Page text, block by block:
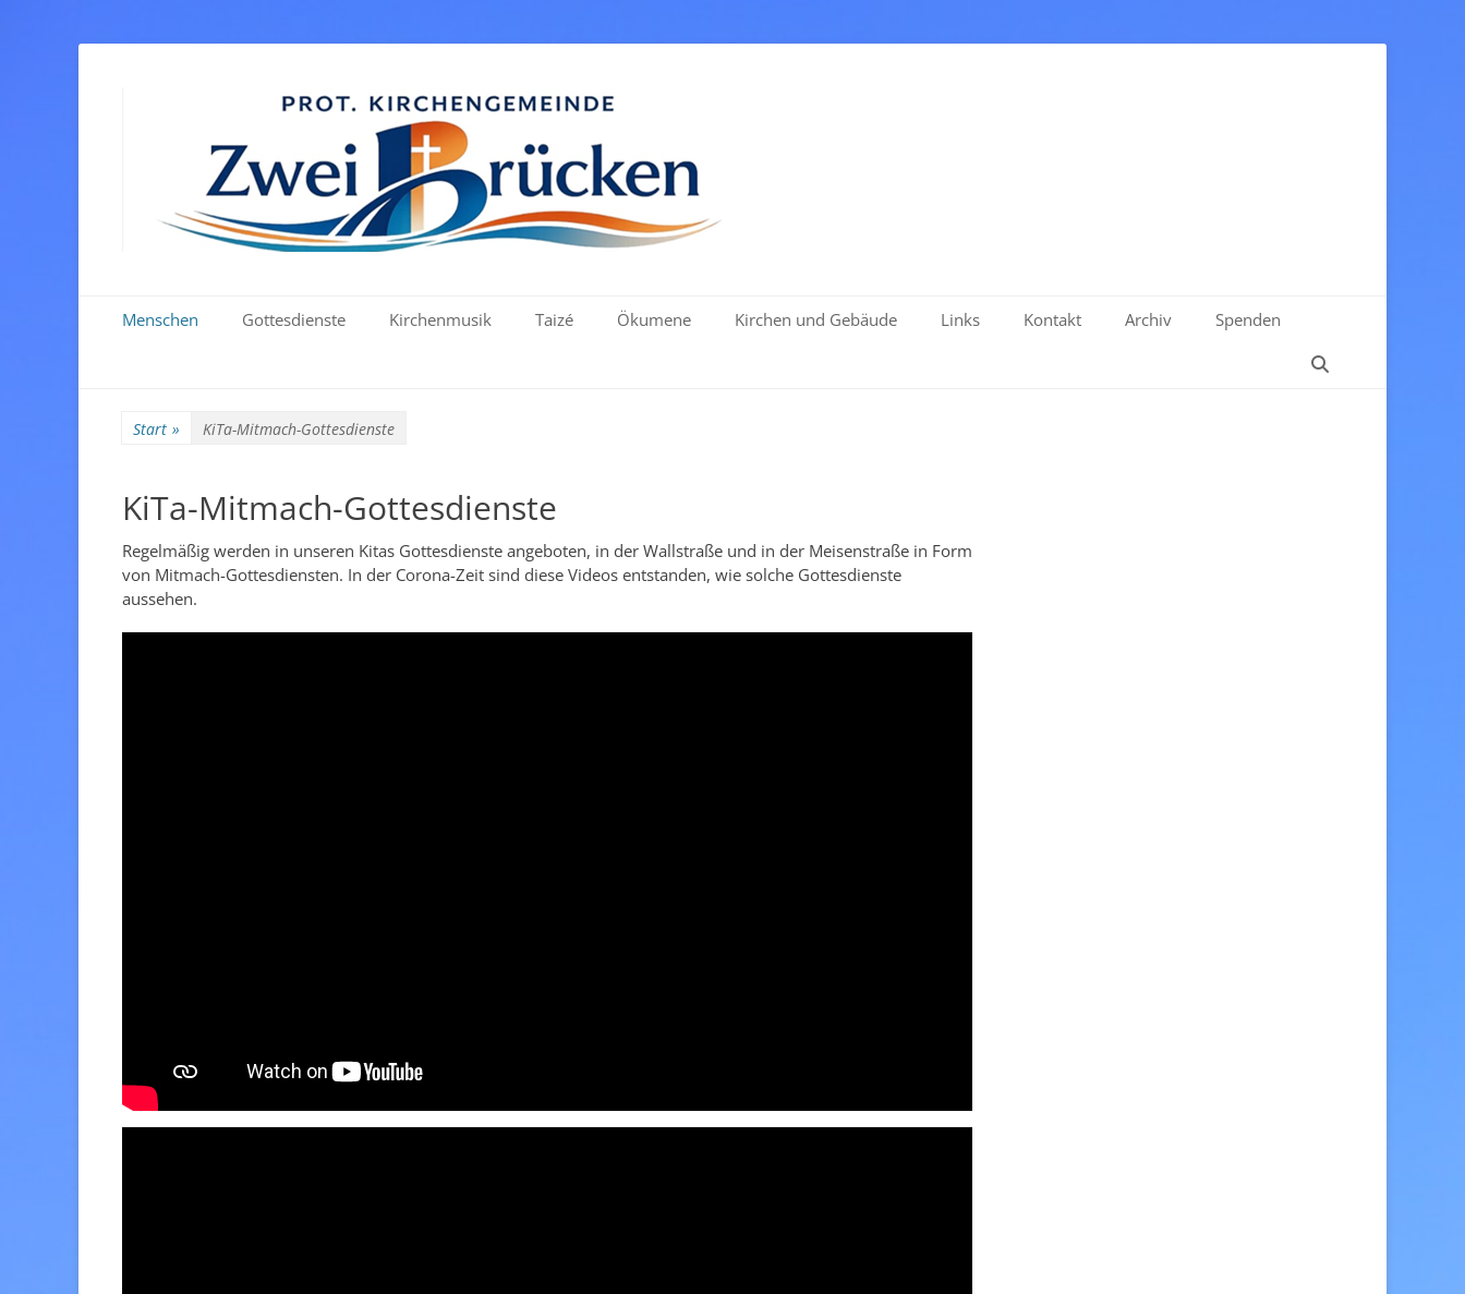
Primäres Menü
Inhalt
Menschen Gottesdienste Kirchenmusik Taizé Ökumene Kirchen und Gebäude Links Kontakt Archiv Spenden
Start » KiTa-Mitmach-Gottesdienste
KiTa-Mitmach-Gottesdienste
Regelmäßig werden in unseren Kitas Gottesdienste angeboten, in der Wallstraße und in der Meisenstraße in Form
von Mitmach-Gottesdiensten. In der Corona-Zeit sind diese Videos entstanden, wie solche Gottesdienste
aussehen.